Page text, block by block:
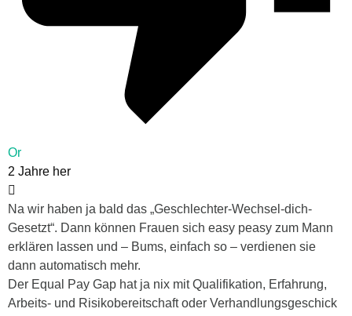
Or
2 Jahre her
Na wir haben ja bald das „Geschlechter-Wechsel-dich-
Gesetzt“. Dann können Frauen sich easy peasy zum Mann
erklären lassen und – Bums, einfach so – verdienen sie
dann automatisch mehr.
Der Equal Pay Gap hat ja nix mit Qualifikation, Erfahrung,
Arbeits- und Risikobereitschaft oder Verhandlungsgeschick